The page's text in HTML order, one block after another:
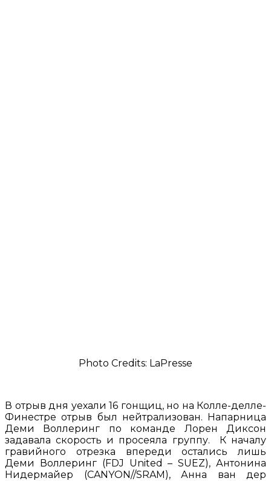
Photo Credits: LaPresse
В отрыв дня уехали 16 гонщиц, но на Колле-делле-
Финестре отрыв был нейтрализован. Напарница
Деми Воллеринг по команде Лорен Диксон
задавала скорость и просеяла группу. К началу
гравийного отрезка впереди остались лишь
Деми Воллеринг (FDJ United – SUEZ), Антонина
Нидермайер (CANYON//SRAM), Анна ван дер